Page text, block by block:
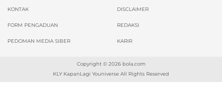
KONTAK DISCLAIMER
FORM PENGADUAN REDAKSI
PEDOMAN MEDIA SIBER KARIR
Copyright © 2026 bola.com
KLY KapanLagi Youniverse All Rights Reserved